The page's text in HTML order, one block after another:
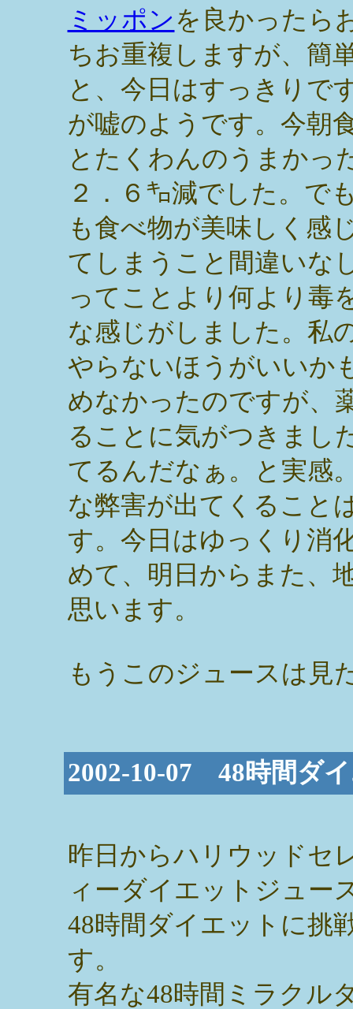
ミッポンを良かったら
ちお重複しますが、簡
と、今日はすっきりで
が嘘のようです。今朝
とたくわんのうまかっ
２．６㌔減でした。で
も食べ物が美味しく感
てしまうこと間違いな
ってことより何より毒
な感じがしました。私
やらないほうがいいか
めなかったのですが、
ることに気がつきまし
てるんだなぁ。と実感
な弊害が出てくること
す。今日はゆっくり消
めて、明日からまた、
思います。
もうこのジュースは見
2002-10-07 48時間ダ
昨日からハリウッドセ
ィーダイエットジュー
48時間ダイエットに挑
す。
有名な48時間ミラクル